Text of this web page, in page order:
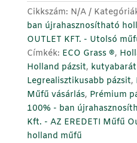
kutyabarát
luxus
memóriaszálas
műfű
pázsit
mennyiség
Cikkszám: N/A
ban újrahasznosítható
OUTLET KFT. - Utolsó
Címkék: ECO Grass ®,
Holland pázsit,
Legrealisztikusabb pázsit,
Műfű vásárlás, Prémium
100% - ban
Kft. - AZ EREDETI Műfű
holland műfű